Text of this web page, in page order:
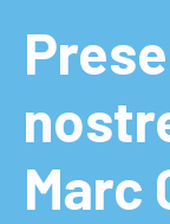
Marc